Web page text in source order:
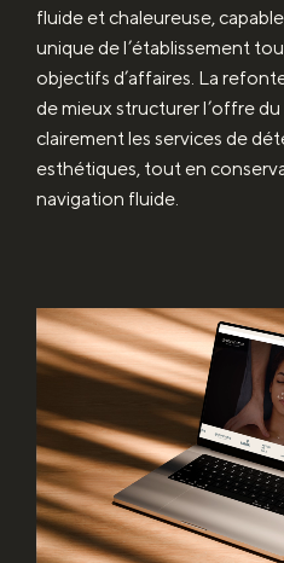
fluide et chaleureuse,
unique de l’établissement
objectifs d’affaires. La
de mieux structurer l’offre
clairement les services de
esthétiques, tout en
navigation fluide.